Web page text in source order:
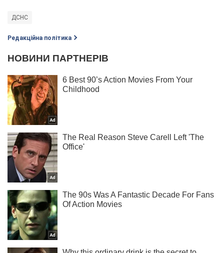
ДСНС
Редакційна політика